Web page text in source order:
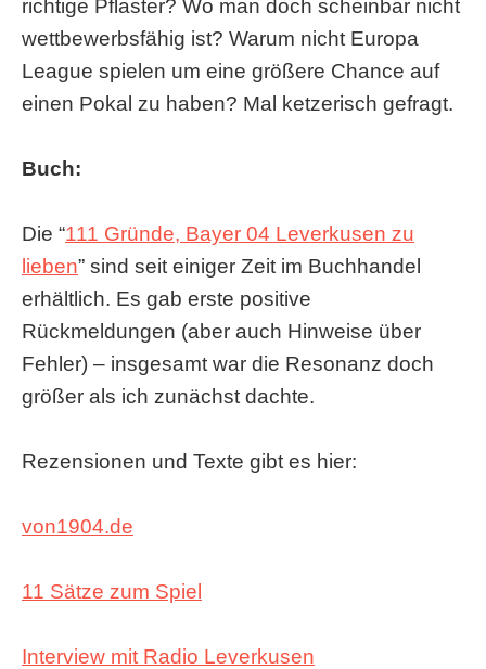
richtige Pflaster? Wo man doch scheinbar nicht
wettbewerbsfähig ist? Warum nicht Europa
League spielen um eine größere Chance auf
einen Pokal zu haben? Mal ketzerisch gefragt.
Buch:
Die “111 Gründe, Bayer 04 Leverkusen zu
lieben” sind seit einiger Zeit im Buchhandel
erhältlich. Es gab erste positive
Rückmeldungen (aber auch Hinweise über
Fehler) – insgesamt war die Resonanz doch
größer als ich zunächst dachte.
Rezensionen und Texte gibt es hier:
von1904.de
11 Sätze zum Spiel
Interview mit Radio Leverkusen